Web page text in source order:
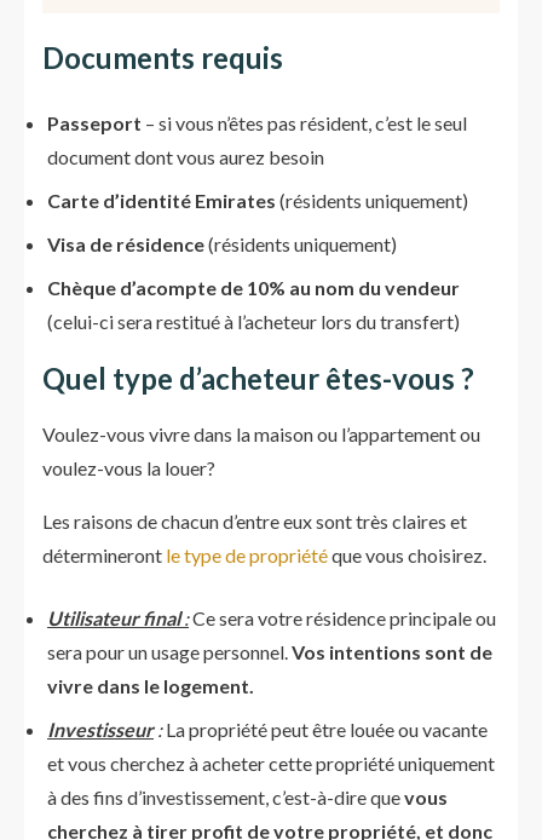
Documents requis
Passeport – si vous n’êtes pas résident, c’est le seul
document dont vous aurez besoin
Carte d’identité Emirates (résidents uniquement)
Visa de résidence(résidents uniquement)
Chèque d’acompte de 10% au nom du vendeur
(celui-ci sera restitué à l’acheteur lors du transfert)
Quel type d’acheteur êtes-vous ?
Voulez-vous vivre dans la maison ou l’appartement ou
voulez-vous la louer?
Les raisons de chacun d’entre eux sont très claires et
détermineront le type de propriétéque vous choisirez.
Utilisateur final:Ce sera votre résidence principale ou
sera pour un usage personnel.Vos intentions sont de
vivre dans le logement.
Investisseur :La propriété peut être louée ou vacante
et vous cherchez à acheter cette propriété uniquement
à des fins d’investissement, c’est-à-dire quevous
cherchez à tirer profit de votre propriété, et donc